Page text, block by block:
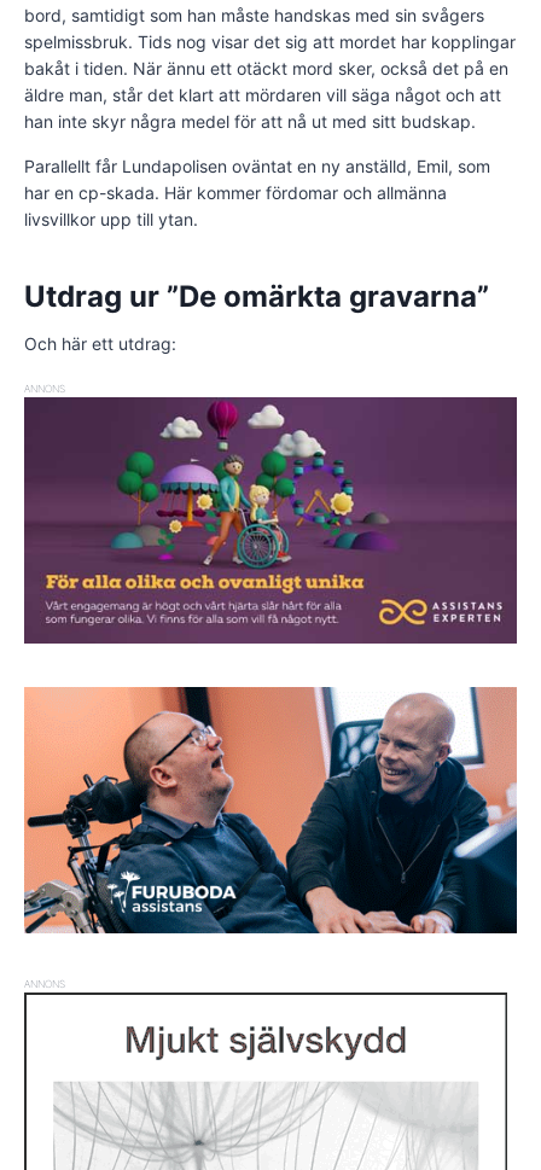
bord, samtidigt som han måste handskas med sin svågers
spelmissbruk. Tids nog visar det sig att mordet har kopplingar
bakåt i tiden. När ännu ett otäckt mord sker, också det på en
äldre man, står det klart att mördaren vill säga något och att
han inte skyr några medel för att nå ut med sitt budskap.
Parallellt får Lundapolisen oväntat en ny anställd, Emil, som
har en cp-skada. Här kommer fördomar och allmänna
livsvillkor upp till ytan.
Utdrag ur ”De omärkta gravarna”
Och här ett utdrag:
ANNONS
ANNONS